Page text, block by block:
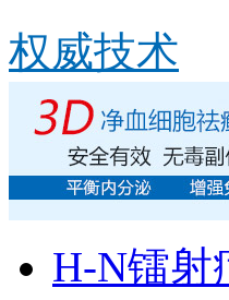
权威技术
H-N镭射